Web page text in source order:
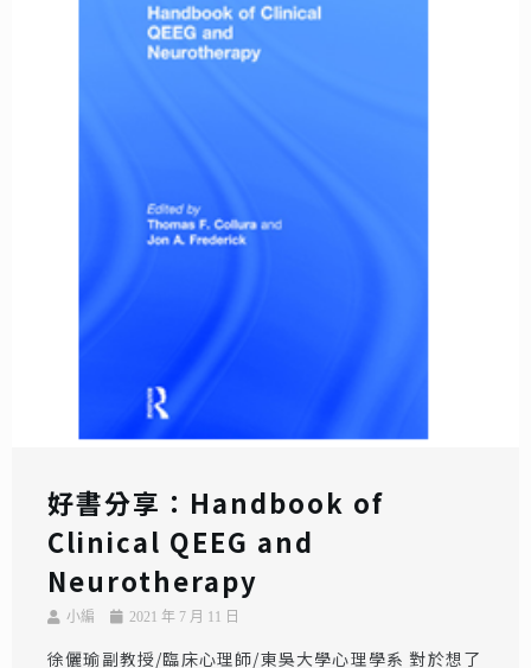
好書分享：Handbook of
Clinical QEEG and
Neurotherapy
小編 2021 年 7 月 11 日
徐儷瑜副教授/臨床心理師/東吳大學心理學系 對於想了